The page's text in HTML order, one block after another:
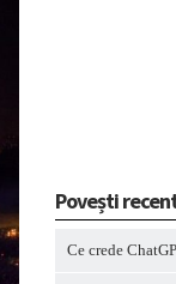
Povești
Ce crede